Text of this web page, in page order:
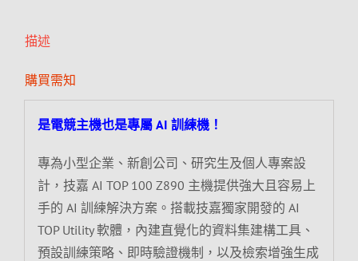
描述
購買需知
是電競主機也是專屬 AI 訓練機！
專為小型企業、新創公司、研究生及個人專案設
計，技嘉 AI TOP 100 Z890 主機提供強大且容易上
手的 AI 訓練解決方案。搭載技嘉獨家開發的 AI
TOP Utility 軟體，內建直覺化的資料集建構工具、
預設訓練策略、即時驗證機制，以及檢索增強生成